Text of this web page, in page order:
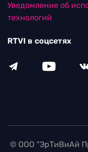
Уведомление об
технологий
RTVI в соцсетях
© ООО "ЭрТиВиАй